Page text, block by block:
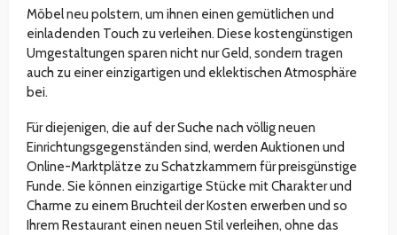
Möbel neu polstern, um ihnen einen gemütlichen und
einladenden Touch zu verleihen. Diese kostengünstigen
Umgestaltungen sparen nicht nur Geld, sondern tragen
auch zu einer einzigartigen und eklektischen Atmosphäre
bei.
Für diejenigen, die auf der Suche nach völlig neuen
Einrichtungsgegenständen sind, werden Auktionen und
Online-Marktplätze zu Schatzkammern für preisgünstige
Funde. Sie können einzigartige Stücke mit Charakter und
Charme zu einem Bruchteil der Kosten erwerben und so
Ihrem Restaurant einen neuen Stil verleihen, ohne das